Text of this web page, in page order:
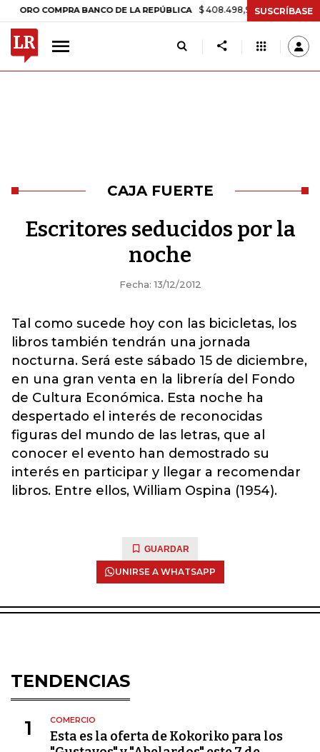
COMPRA BANCO DE LA REPÚBLICA $ 408.498,97 +$ 8.753,81 +2,19%
SUSCRÍBASE
CAJA FUERTE
Escritores seducidos por la
noche
Fecha: 13/12/2012
Tal como sucede hoy con las bicicletas, los
libros también tendrán una jornada
nocturna. Será este sábado 15 de diciembre,
en una gran venta en la librería del Fondo
de Cultura Económica. Esta noche ha
despertado el interés de reconocidas
figuras del mundo de las letras, que al
conocer el evento han demostrado su
interés en participar y llegar a recomendar
libros. Entre ellos, William Ospina (1954).
GUARDAR
UNIRSE A WHATSAPP
TENDENCIAS
1 COMERCIO
Esta es la oferta de Kokoriko para los